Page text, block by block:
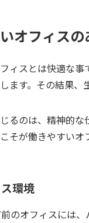
オフィスの
ィスとは快適な
ます。その結果、
るのは、精神的
そが働きやすい
環境
のオフィスには